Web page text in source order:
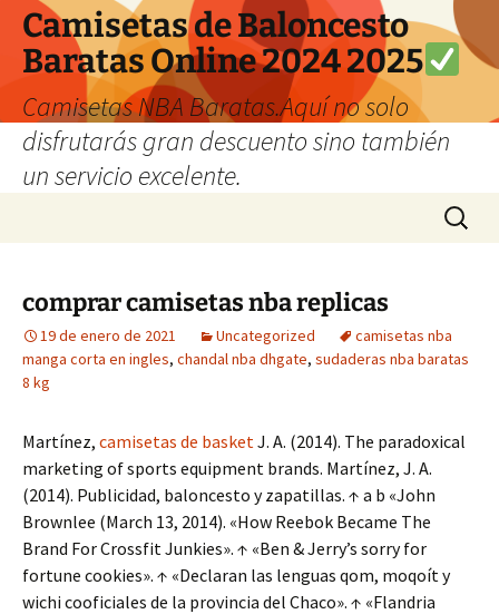
Camisetas de Baloncesto
Baratas Online 2024 2025
Camisetas NBA Baratas.Aquí no solo
disfrutarás gran descuento sino también
un servicio excelente.
Buscar:
comprar camisetas nba replicas
19 de enero de 2021 Uncategorized
camisetas nba
manga corta en ingles, chandal nba dhgate, sudaderas nba baratas
8 kg
Martínez, camisetas de basketJ. A. (2014). The paradoxical
marketing of sports equipment brands. Martínez, J. A.
(2014). Publicidad, baloncesto y zapatillas. ↑ a b «John
Brownlee (March 13, 2014). «How Reebok Became The
Brand For Crossfit Junkies». ↑ «Ben & Jerry’s sorry for
fortune cookies». ↑ «Declaran las lenguas qom, moqoít y
wichi cooficiales de la provincia del Chaco». ↑ «Flandria